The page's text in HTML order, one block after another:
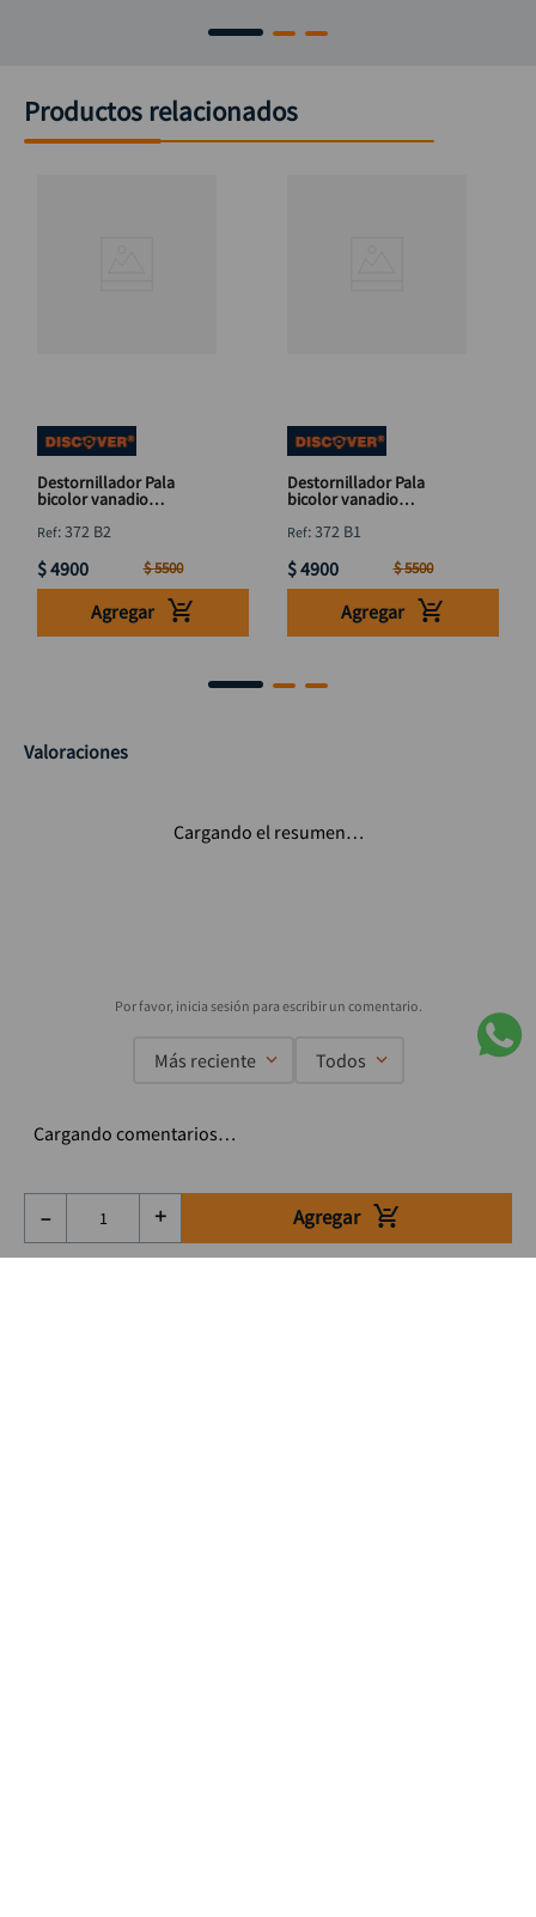
＋
－ Agregar
Productos relacionados
Destornillador Pala
bicolor vanadio
:372 B2
$4900 $5500
Agregar
Destornillador Pala
bicolor vanadio
:372 B1
$4900 $5500
Agregar
Valoraciones
Cargando el resumen…
Más reciente Todos
Cargando comentarios…
Suscríbete a nuestro Newsletter